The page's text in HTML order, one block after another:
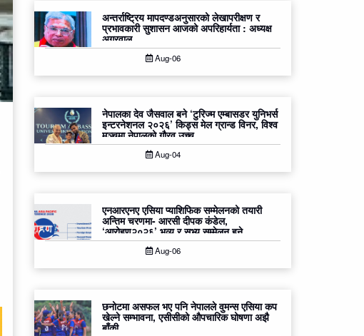
अन्तर्राष्ट्रिय मापदण्डअनुसारको लेखापरीक्षण र
प्रभावकारी सुशासन आजको अपरिहार्यता : अध्यक्ष
अग्रवाल
Aug-06
नेपालका देव जैसवाल बने ‘टुरिज्म एम्बासडर युनिभर्स
इन्टरनेशनल २०२६’ किड्स मेल ग्रान्ड विनर, विश्व
मञ्चमा नेपालको गौरव उच्च
Aug-04
एनआरएनए एसिया प्याशिफिक सम्मेलनको तयारी
अन्तिम चरणमा- आरसी दीपक कंडेल,
‘आरोहण२०२६’ भव्य र सभ्य सम्मेलन हुने
Aug-06
छनोटमा असफल भए पनि नेपालले वुमन्स एसिया कप
खेल्ने सम्भावना, एसीसीको औपचारिक घोषणा अझै
बाँकी